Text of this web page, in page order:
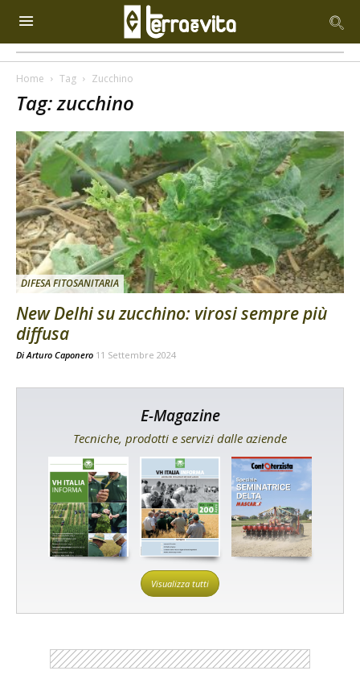
Home Tag Zucchino
Tag: zucchino
DIFESA FITOSANITARIA
New Delhi su zucchino: virosi sempre più
diffusa
DiArturo Caponero 11 Settembre 2024
E-Magazine
Tecniche, prodotti e servizi dalle aziende
Visualizza tutti